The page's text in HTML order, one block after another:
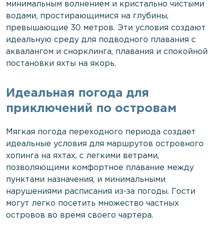
минимальным волнением и кристально чистыми
водами, простирающимися на глубины,
превышающие 30 метров. Эти условия создают
идеальную среду для подводного плавания с
аквалангом и снорклинга, плавания и спокойной
постановки яхты на якорь.
Идеальная погода для
приключений по островам
Мягкая погода переходного периода создает
идеальные условия для маршрутов островного
хопинга на яхтах, с легкими ветрами,
позволяющими комфортное плавание между
пунктами назначения, и минимальными
нарушениями расписания из-за погоды. Гости
могут легко посетить множество частных
островов во время своего чартера.